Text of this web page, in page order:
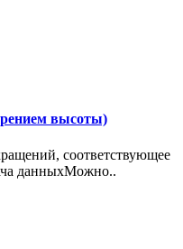
высоты)
соответствующее
данныхМожно..